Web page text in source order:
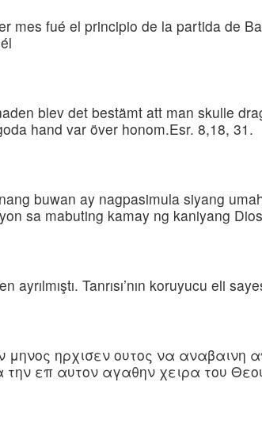
mes fué el principio de la partida de
blev det bestämt att man skulle
hand var över honom.Esr. 8,18, 31.
buwan ay nagpasimula siyang
sa mabuting kamay ng kaniyang
ayrılmıştı. Tanrısı’nın koruyucu eli
μηνος ηρχισεν ουτος να
την επ αυτον αγαθην χειρα του